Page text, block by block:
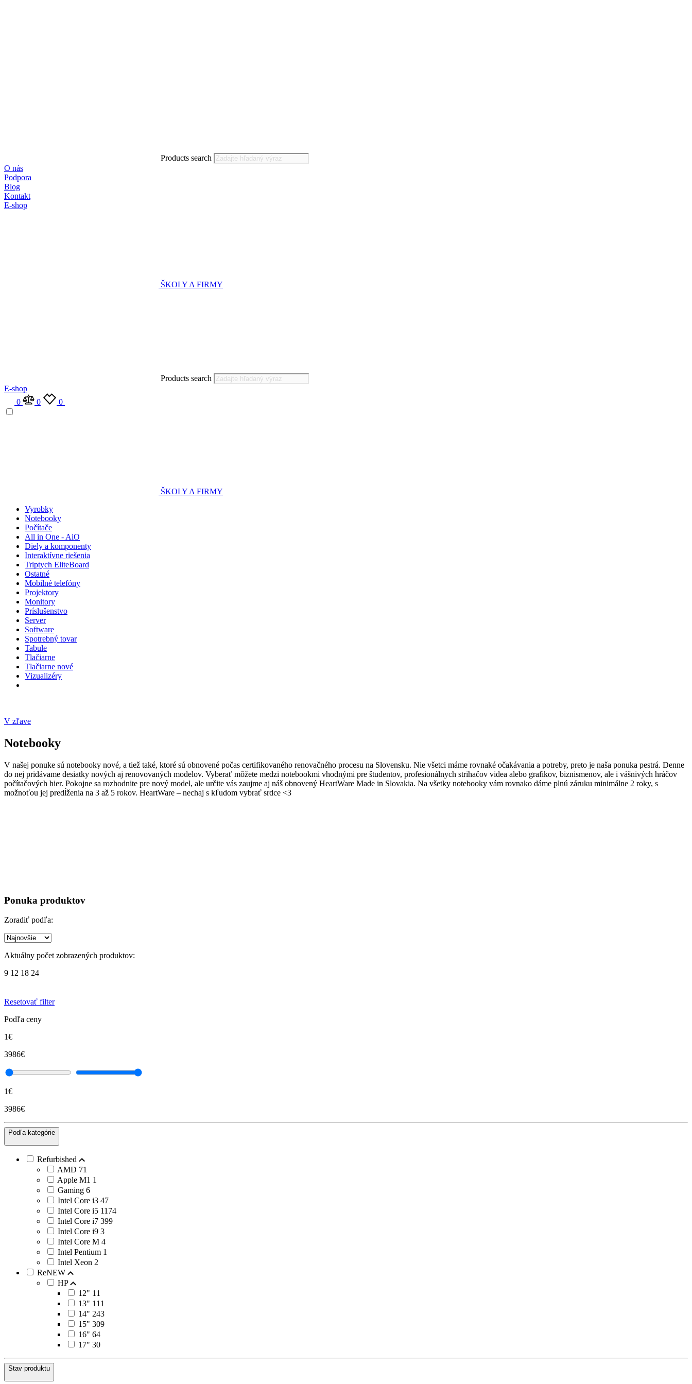
Products search
O nás
Podpora
Blog
Kontakt
E-shop
ŠKOLY A FIRMY
Products search
E-shop
0
0 0
ŠKOLY A FIRMY
Vyrobky
Notebooky
Počítače
All in One - AiO
Diely a komponenty
Interaktívne riešenia
Triptych EliteBoard
Ostatné
Mobilné telefóny
Projektory
Monitory
Príslušenstvo
Server
Software
Spotrebný tovar
Tabule
Tlačiarne
Tlačiarne nové
Vizualizéry
V zľave
Notebooky
V našej ponuke sú notebooky nové, a tiež také, ktoré sú obnovené počas certifikovaného renovačného procesu na Slovensku. Nie všetci máme rovnaké očakávania a potreby, preto je naša ponuka pestrá. Denne
do nej pridávame desiatky nových aj renovovaných modelov. Vyberať môžete medzi notebookmi vhodnými pre študentov, profesionálnych strihačov videa alebo grafikov, biznismenov, ale i vášnivých hráčov
počítačových hier. Pokojne sa rozhodnite pre nový model, ale určite vás zaujme aj náš obnovený HeartWare Made in Slovakia. Na všetky notebooky vám rovnako dáme plnú záruku minimálne 2 roky, s
možnoťou jej predĺženia na 3 až 5 rokov. HeartWare – nechaj s kľudom vybrať srdce <3
Ponuka produktov
Zoradiť podľa:
Aktuálny počet zobrazených produktov:
9 12 18 24
Resetovať filter
Podľa ceny
1€
3986€
1€
3986€
Podľa kategórie
Refurbished
AMD 71
Apple M1 1
Gaming 6
Intel Core i3 47
Intel Core i5 1174
Intel Core i7 399
Intel Core i9 3
Intel Core M 4
Intel Pentium 1
Intel Xeon 2
ReNEW
HP
12" 11
13" 111
14" 243
15" 309
16" 64
17" 30
Stav produktu